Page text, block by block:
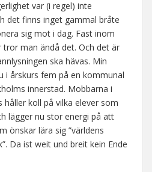
var (i regel) inte
det finns inget gammal bråte
sig mot i dag. Fast inom
tror man ändå det. Och det är
ska hävas. Min
i årskurs fem på en kommunal
innerstad. Mobbarna i
håller koll på vilka elever som
lägger nu stor energi på att
önskar lära sig ”världens
Da ist weit und breit kein Ende